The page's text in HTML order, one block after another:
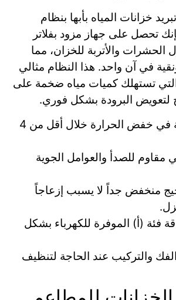
خزانات المياه بأبها بنظام
تحصل على جهاز مزود بفلاتر
الحشرات والأتربة للخزان، مما
في آن واحد. هذا النظام مثالي
التي تستهلك كميات مياه ضخمة على
لتعويض البرودة بشكل فوري.
سرعة فائقة في خفض الحرارة خلال أقل من 4
للصدأ والعوامل الجوية
منخفض جداً لا يسبب إزعاجاً
فئة (أ) الموفرة للكهرباء بشكل
والتركيب عند الحاجة لتنظيف